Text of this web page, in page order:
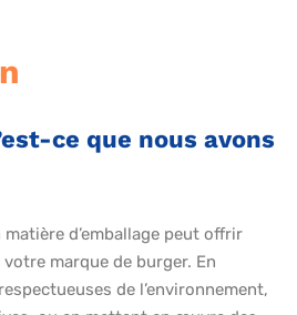
ce que nous avons
d’emballage peut offrir
votre marque de burger. En
de l’environnement,